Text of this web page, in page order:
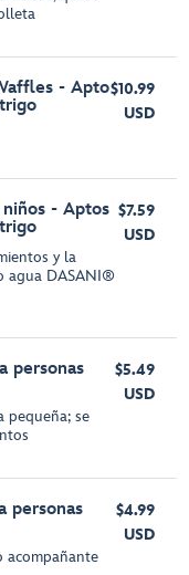
- Apto$10.99
USD
- Aptos
y la
agua DASANI®
$7.59
USD
personas
pequeña; se
$5.49
USD
personas
acompañante
$4.99
USD